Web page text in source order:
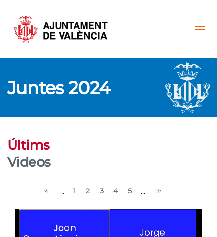
Skip to main content
Juntes 2024
Últims
Videos
... 1 2 3 4 5 ...